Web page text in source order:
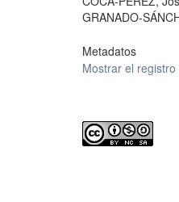
GRANADO-
Metadatos
Mostrar el